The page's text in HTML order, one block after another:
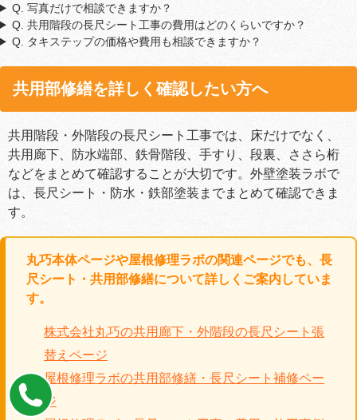
Q. 写真だけで相談できますか？
Q. 共用階段の長尺シート工事の費用はどのくらいですか？
Q. タキステップの価格や費用も相談できますか？
共用部修繕を詳しく確認したい方へ
共用階段・外階段の長尺シート工事では、床だけでなく、
共用廊下、防水端部、鉄骨階段、手すり、段裏、ささら桁
などをまとめて確認することが大切です。外壁塗装ラボで
は、長尺シート・防水・鉄部塗装までまとめて確認できま
す。
丸巧本体ページや屋根修理ラボの関連ページでも、長
尺シート・共用部修繕について詳しくご案内していま
す。
株式会社丸巧の共用廊下・外階段の長尺シート張
替えページ
屋根修理ラボの共用部修繕・長尺シート補修ペー
ジ